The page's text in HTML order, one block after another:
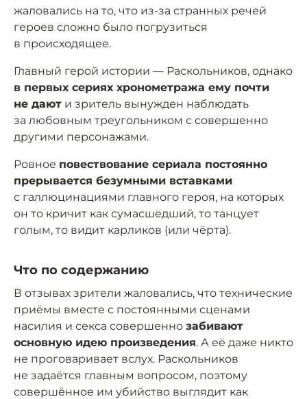
жаловались на то, что из-за странных речей
героев сложно было погрузиться
в происходящее.
Главный герой истории — Раскольников, однако
в первых сериях хронометража ему почти
не дают и зритель вынужден наблюдать
за любовным треугольником с совершенно
другими персонажами.
Ровное повествование сериала постоянно
прерывается безумными вставками
с галлюцинациями главного героя, на которых
он то кричит как сумасшедший, то танцует
голым, то видит карликов (или чёрта).
Что по содержанию
В отзывах зрители жаловались, что технические
приёмы вместе с постоянными сценами
насилия и секса совершенно забивают
основную идею произведения. А её даже никто
не проговаривает вслух. Раскольников
не задаётся главным вопросом, поэтому
совершённое им убийство выглядит как